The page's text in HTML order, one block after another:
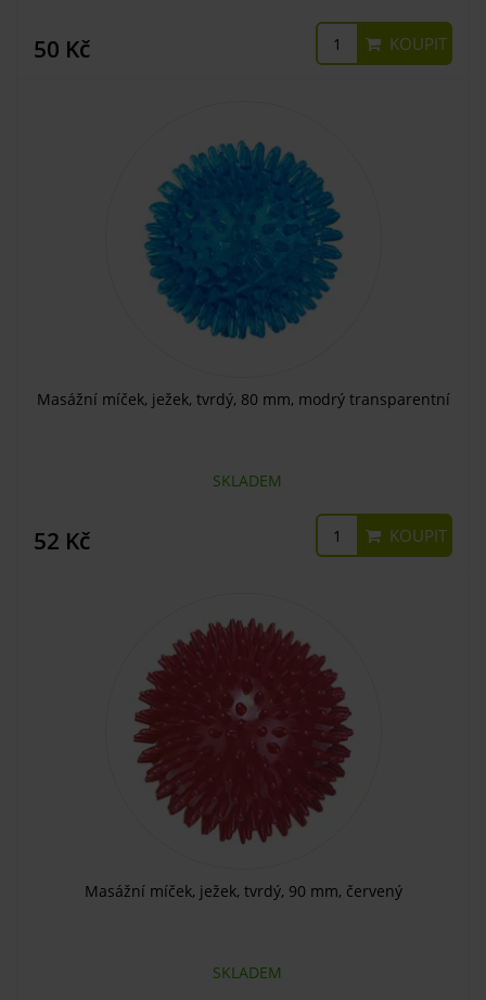
50 Kč KOUPIT
Masážní míček, ježek, tvrdý, 80 mm, modrý transparentní
SKLADEM
52 Kč KOUPIT
Masážní míček, ježek, tvrdý, 90 mm, červený
SKLADEM